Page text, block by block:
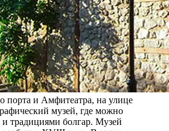
порта и Амфитеатра, на улице
музей, где можно
традициями болгар. Музей